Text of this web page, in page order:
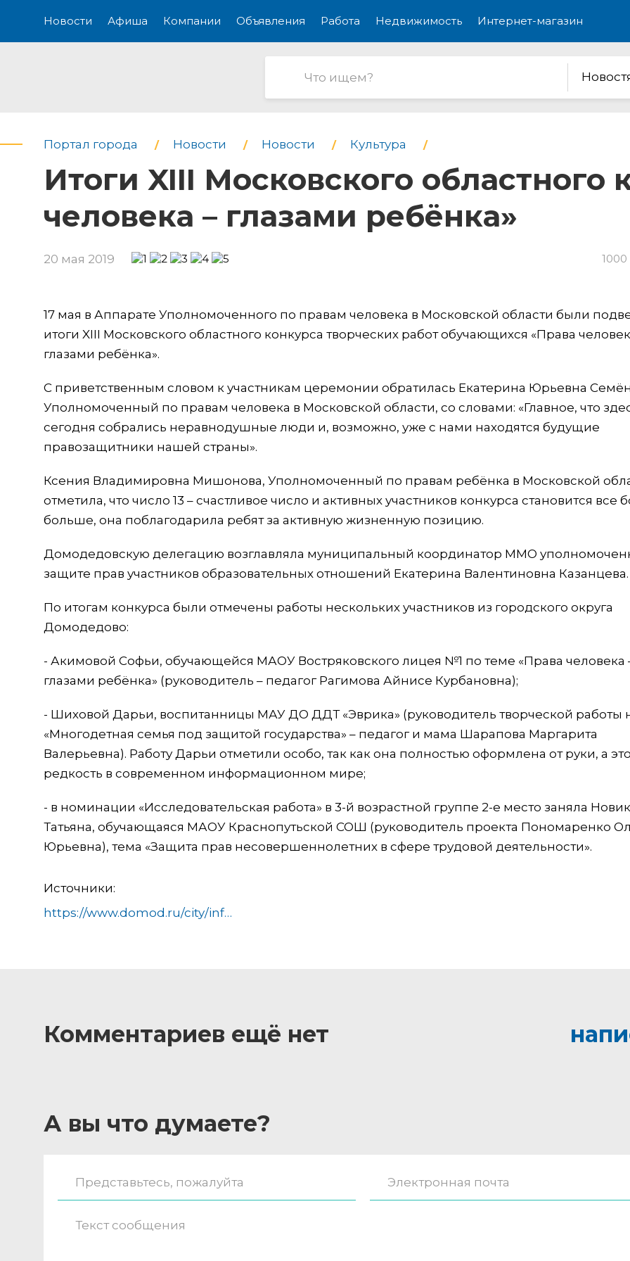
Новости Афиша Компании Объявления Работа Недвижимость Интернет-магазин
Портал города Новости Новости Культура
Итоги XIII Московского областного
человека – глазами ребёнка»
20 мая 2019 1000
17 мая в Аппарате Уполномоченного по правам человека в Московской области были
итоги XIII Московского областного конкурса творческих работ обучающихся «Права
глазами ребёнка».
С приветственным словом к участникам церемонии обратилась Екатерина Юрьевна
Уполномоченный по правам человека в Московской области, со словами: «Главное, что
сегодня собрались неравнодушные люди и, возможно, уже с нами находятся будущие
правозащитники нашей страны».
Ксения Владимировна Мишонова, Уполномоченный по правам ребёнка в Московской
отметила, что число 13 – счастливое число и активных участников конкурса становится все
больше, она поблагодарила ребят за активную жизненную позицию.
Домодедовскую делегацию возглавляла муниципальный координатор ММО
защите прав участников образовательных отношений Екатерина Валентиновна Казанцева.
По итогам конкурса были отмечены работы нескольких участников из городского округа
Домодедово:
- Акимовой Софьи, обучающейся МАОУ Востряковского лицея №1 по теме «Права человека
глазами ребёнка» (руководитель – педагог Рагимова Айнисе Курбановна);
- Шиховой Дарьи, воспитанницы МАУ ДО ДДТ «Эврика» (руководитель творческой работы
«Многодетная семья под защитой государства» – педагог и мама Шарапова Маргарита
Валерьевна). Работу Дарьи отметили особо, так как она полностью оформлена от руки, а
редкость в современном информационном мире;
- в номинации «Исследовательская работа» в 3-й возрастной группе 2-е место заняла
Татьяна, обучающаяся МАОУ Краснопутьской СОШ (руководитель проекта Пономаренко
Юрьевна), тема «Защита прав несовершеннолетних в сфере трудовой деятельности».
Источники:
https://www.domod.ru/city/info/news/itogi_xiii_moskovskogo_oblastnogo_konkursa_prava_cheloveka_glazami_rebyenka/
Комментариев ещё нет
А вы что думаете?